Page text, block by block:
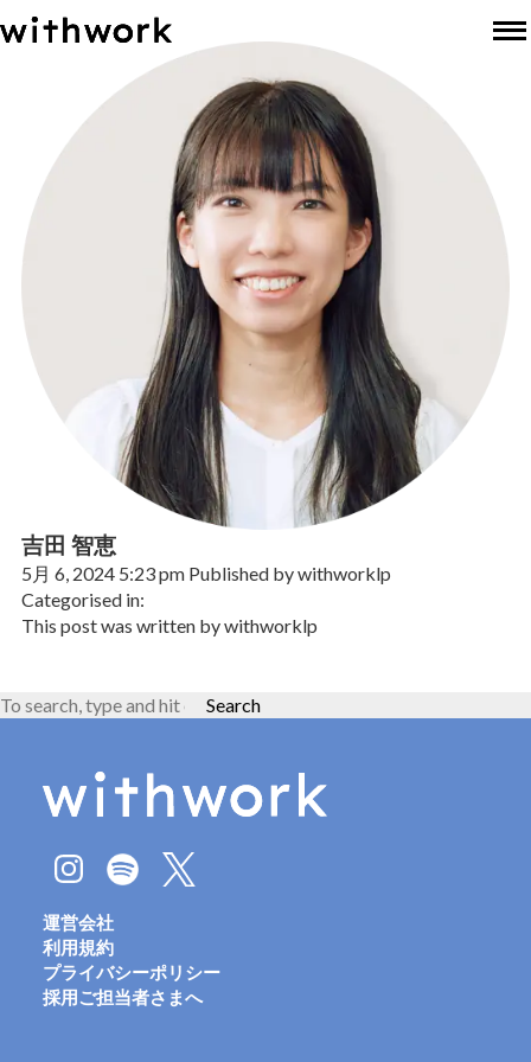
吉田 智恵
5月 6, 2024 5:23 pm Published bywithworklp
Categorised in:
This post was written by withworklp
Search
運営会社
利用規約
プライバシーポリシー
採用ご担当者さまへ